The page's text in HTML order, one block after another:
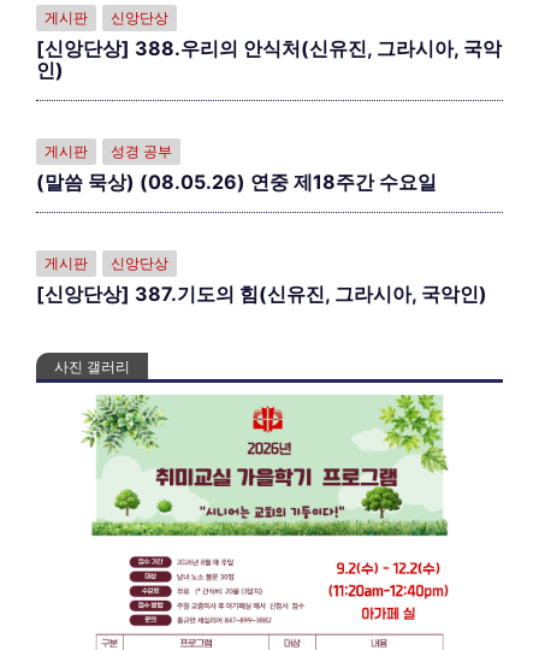
게시판 신앙단상
[신앙단상] 388.우리의 안식처(신유진, 그라시아, 국악
인)
게시판 성경 공부
(말씀 묵상) (08.05.26) 연중 제18주간 수요일
게시판 신앙단상
[신앙단상] 387.기도의 힘(신유진, 그라시아, 국악인)
사진 갤러리